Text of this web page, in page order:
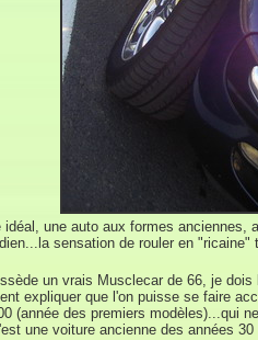
une auto aux formes
sensation de rouler en
un vrais Musclecar de 66, je
expliquer que l'on puisse se faire
(année des premiers modèles)...qui
une voiture ancienne des années